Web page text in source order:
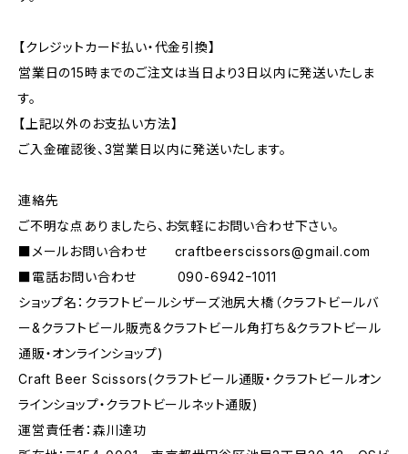
【クレジットカード払い・代金引換】
営業日の15時までのご注文は当日より3日以内に発送いたしま
す。
【上記以外のお支払い方法】
ご入金確認後、3営業日以内に発送いたします。
連絡先
ご不明な点ありましたら、お気軽にお問い合わせ下さい。
■メールお問い合わせ craftbeerscissors@gmail.com
■電話お問い合わせ 090-6942ｰ1011
ショップ名：クラフトビールシザーズ池尻大橋（クラフトビールバ
ー&クラフトビール販売&クラフトビール角打ち＆クラフトビール
通販・オンラインショップ)
Craft Beer Scissors(クラフトビール通販・クラフトビールオン
ラインショップ・クラフトビールネット通販)
運営責任者：森川達功